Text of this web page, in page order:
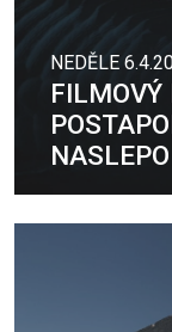
NEDĚLE
FILMOVÝ
NASLEPO